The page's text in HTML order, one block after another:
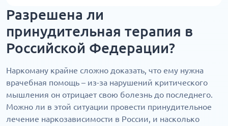
Разрешена ли
принудительная терапия в
Российской Федерации?
Наркоману крайне сложно доказать, что ему нужна
врачебная помощь – из-за нарушений критического
мышления он отрицает свою болезнь до последнего.
Можно ли в этой ситуации провести принудительное
лечение наркозависимости в России, и насколько